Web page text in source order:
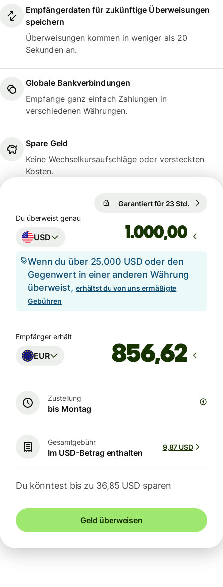
Empfängerdaten für zukünftige Überweisungen
speichern
Überweisungen kommen in weniger als 20
Sekunden an.
Globale Bankverbindungen
Empfange ganz einfach Zahlungen in
verschiedenen Währungen.
Spare Geld
Keine Wechselkursaufschläge oder versteckten
Kosten.
Garantiert für 23 Std.
Du überweist genau
USD ,00
Wenn du über 25.000 USD oder den
Gegenwert in einer anderen Währung
überweist, erhältst du von uns ermäßigte
Gebühren
Empfänger erhält
EUR
Zustellung
bis Montag
Gesamtgebühr
Im USD-Betrag enthalten
9,87 USD
Du könntest bis zu 36,85 USD sparen
Geld überweisen